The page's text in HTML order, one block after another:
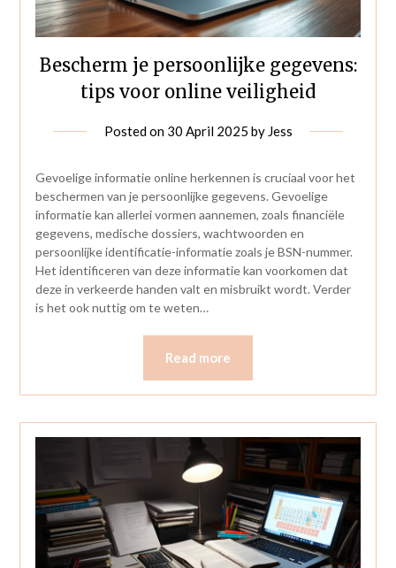
Bescherm je persoonlijke gegevens:
tips voor online veiligheid
Posted on 30 April 2025 by Jess
Gevoelige informatie online herkennen is cruciaal voor het
beschermen van je persoonlijke gegevens. Gevoelige
informatie kan allerlei vormen aannemen, zoals financiële
gegevens, medische dossiers, wachtwoorden en
persoonlijke identificatie-informatie zoals je BSN-nummer.
Het identificeren van deze informatie kan voorkomen dat
deze in verkeerde handen valt en misbruikt wordt. Verder
is het ook nuttig om te weten…
Read more